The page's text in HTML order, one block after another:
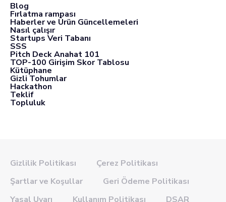
Blog
Fırlatma rampası
Haberler ve Ürün Güncellemeleri
Nasıl çalışır
Startups Veri Tabanı
SSS
Pitch Deck Anahat 101
TOP-100 Girişim Skor Tablosu
Kütüphane
Gizli Tohumlar
Hackathon
Teklif
Topluluk
Gizlilik Politikası
Çerez Politikası
Şartlar ve Koşullar
Geri Ödeme Politikası
Yasal Uyarı
Kullanım Politikası DSAR